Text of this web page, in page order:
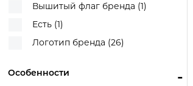
33W 30L (3)
33W 32L (10)
33W 34L (3)
Вышитый флаг бренда (1)
Есть (1)
Логотип бренда (26)
-
Особенности